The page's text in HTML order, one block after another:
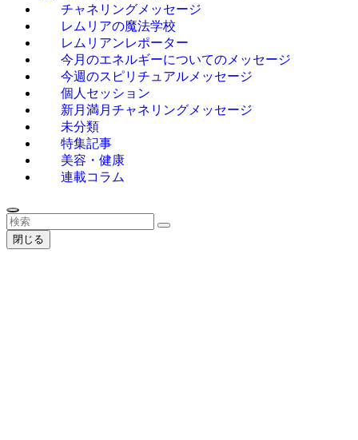
チャネリングメッセージ
レムリアの魔法学校
レムリアンレポーター
今月のエネルギーについてのメッセージ
今週のスピリチュアルメッセージ
個人セッション
新月満月チャネリングメッセージ
未分類
特集記事
美容・健康
連載コラム
閉じる